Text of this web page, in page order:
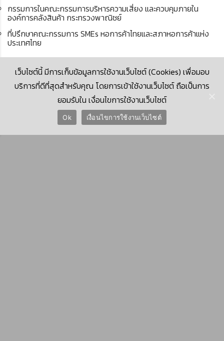
กรรมการในคณะกรรมการบริหารความเสี่ยง และควบคุมภายใน
องค์การคลังสินค้า กระทรวงพาณิชย์
ที่ปรึกษาคณะกรรมการ SMEs หอการค้าไทยและสภาหอการค้าแห่ง
ประเทศไทย
© 2026 Krungthai Computer Services Co., Ltd. (KTCS)
เว็บไซต์นี้ มีการเก็บข้อมูลการใช้งานเว็บไซต์ (Cookies) เพื่อมอบ
บริการที่ดีที่สุดสำหรับคุณ โดยการเข้าใช้งานเว็บไซต์ ถือเป็นการ
ยอมรับใน เงื่อนไขการใช้งานเว็บไซต์
Ok เงื่อนไขการใช้งานเว็บไซต์